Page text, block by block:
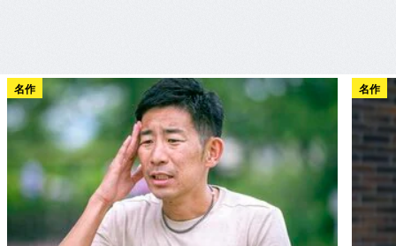
名作 名作